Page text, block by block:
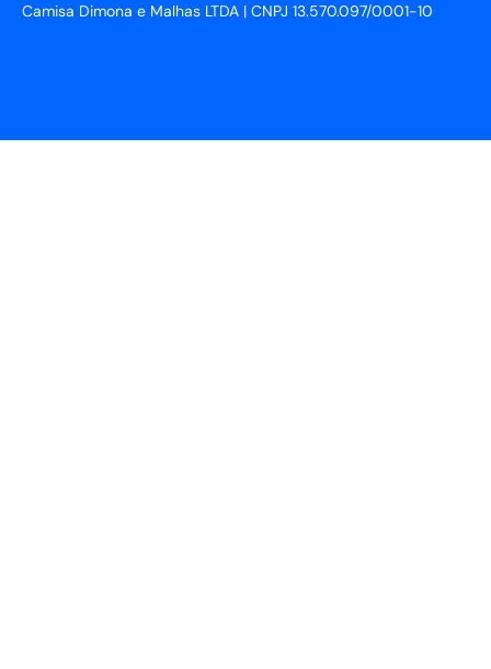
Camisa Dimona e Malhas LTDA | CNPJ 13.570.097/0001-10